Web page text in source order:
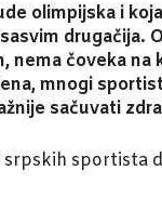
olimpijska i
drugačija.
nema čoveka
mnogi
sačuvati
sportista